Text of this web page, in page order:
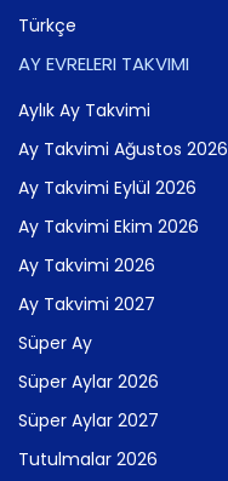
Türkçe
AY EVRELERI TAKVIMI
Aylık Ay Takvimi
Ay Takvimi Ağustos 2026
Ay Takvimi Eylül 2026
Ay Takvimi Ekim 2026
Ay Takvimi 2026
Ay Takvimi 2027
Süper Ay
Süper Aylar 2026
Süper Aylar 2027
Tutulmalar 2026